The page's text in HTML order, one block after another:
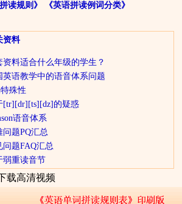
读规则》 《英语拼读例词分类》
资料
资料适合什么年级的学生？
英语教学中的语音体系问题
殊性
[tr][dr][ts][dz]的疑惑
语音体系
问题PQ汇总
问题FAQ汇总
弱重读音节
载高清视频